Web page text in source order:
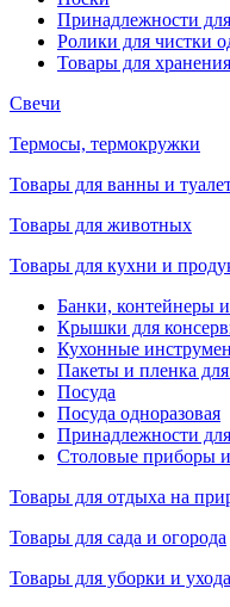
Принадлежности
Ролики для чистки
Товары для
Свечи
Термосы, термокружки
Товары для ванны и
Товары для животных
Товары для кухни и
Банки, контейнеры
Крышки для
Кухонные
Пакеты и пленка
Посуда
Посуда одноразовая
Принадлежности
Столовые приборы
Товары для отдыха на
Товары для сада и огорода
Товары для уборки и